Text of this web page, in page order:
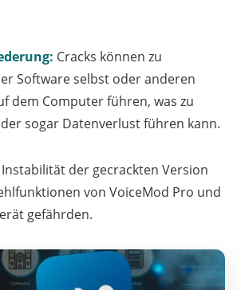
Cracks können zu
Software selbst oder anderen
dem Computer führen, was zu
sogar Datenverlust führen kann.
Instabilität der gecrackten Version
von VoiceMod Pro und
gefährden.